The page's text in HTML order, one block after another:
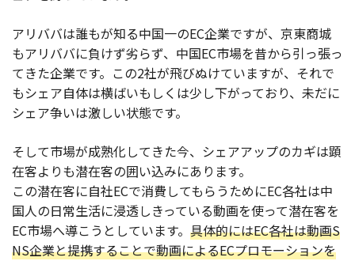
アリババは誰もが知る中国一のEC企業ですが、京東商城
もアリババに負けず劣らず、中国EC市場を昔から引っ張っ
てきた企業です。この2社が飛びぬけていますが、それで
もシェア自体は横ばいもしくは少し下がっており、未だに
シェア争いは激しい状態です。
そして市場が成熟化してきた今、シェアアップのカギは顕
在客よりも潜在客の囲い込みにあります。
この潜在客に自社ECで消費してもらうためにEC各社は中
国人の日常生活に浸透しきっている動画を使って潜在客を
EC市場へ導こうとしています。 具体的にはEC各社は動画S
NS企業と提携することで動画によるECプロモーションを